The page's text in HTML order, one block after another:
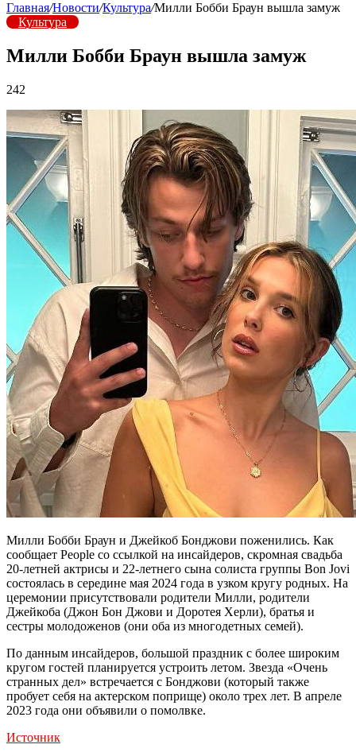
Главная/Новости/Культура/Милли Бобби Браун вышла замуж
Культура
Милли Бобби Браун вышла замуж
242
Милли Бобби Браун и Джейкоб Бонджови поженились. Как
сообщает People со ссылкой на инсайдеров, скромная свадьба
20-летней актрисы и 22-летнего сына солиста группы Bon Jovi
состоялась в середине мая 2024 года в узком кругу родных. На
церемонии присутствовали родители Милли, родители
Джейкоба (Джон Бон Джови и Доротея Херли), братья и
сестры молодоженов (они оба из многодетных семей).
По данным инсайдеров, большой праздник с более широким
кругом гостей планируется устроить летом. Звезда «Очень
странных дел» встречается с Бонджови (который также
пробует себя на актерском поприще) около трех лет. В апреле
2023 года они объявили о помолвке.
Источник